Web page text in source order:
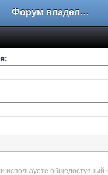
Форум владельцев интернет-магазинов
используете общедоступный